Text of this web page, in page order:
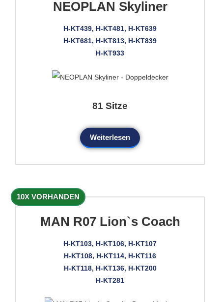
NEOPLAN Skyliner
H-KT439, H-KT481, H-KT639
H-KT681, H-KT813, H-KT839
H-KT933
81 Sitze
Weiterlesen
10X VORHANDEN
MAN R07 Lion`s Coach
H-KT103, H-KT106, H-KT107
H-KT108, H-KT114, H-KT116
H-KT118, H-KT136, H-KT200
H-KT281